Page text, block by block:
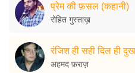
प्रेम की फ़सल (कहानी)
रोहित गुस्ताख़
रंजिश ही सही दिल ही
अहमद फ़राज़